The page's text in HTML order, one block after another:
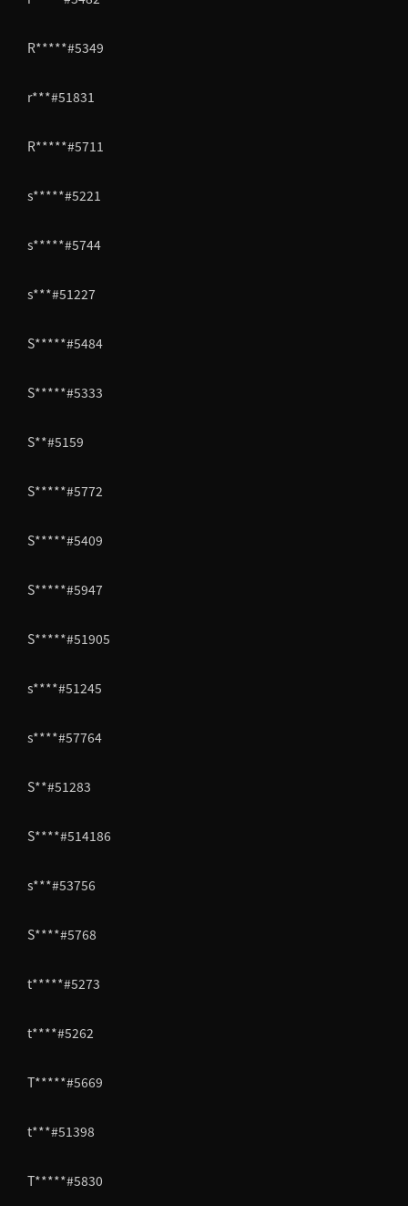
R*****#5349
r***#51831
R*****#5711
s*****#5221
s*****#5744
s***#51227
S*****#5484
S*****#5333
S**#5159
S*****#5772
S*****#5409
S*****#5947
S*****#51905
s****#51245
s****#57764
S**#51283
S****#514186
s***#53756
S****#5768
t*****#5273
t****#5262
T*****#5669
t***#51398
T*****#5830